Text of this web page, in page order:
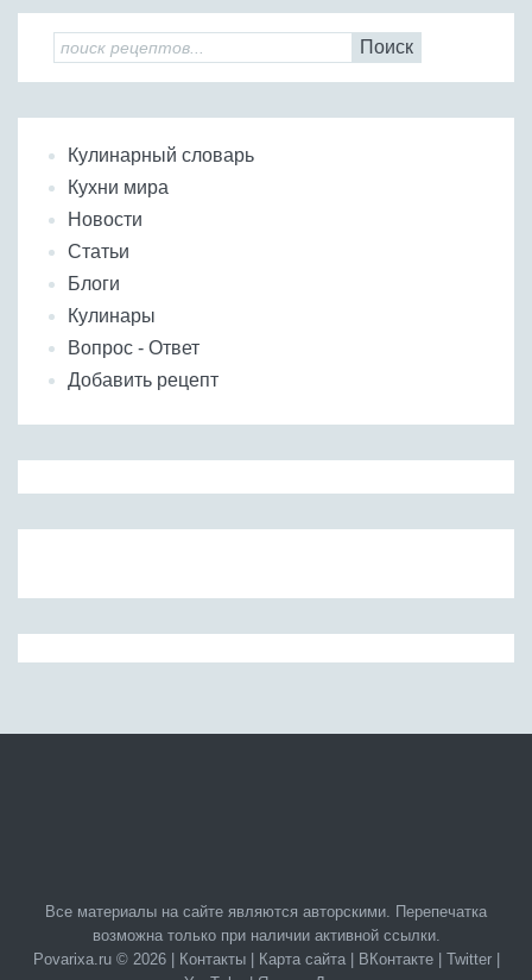
Поиск
Кулинарный словарь
Кухни мира
Новости
Статьи
Блоги
Кулинары
Вопрос - Ответ
Добавить рецепт
Все материалы на сайте являются авторскими. Перепечатка
возможна только при наличии активной ссылки.
Povarixa.ru © 2026 |
Контакты| Карта сайта| ВКонтакте| Twitter|